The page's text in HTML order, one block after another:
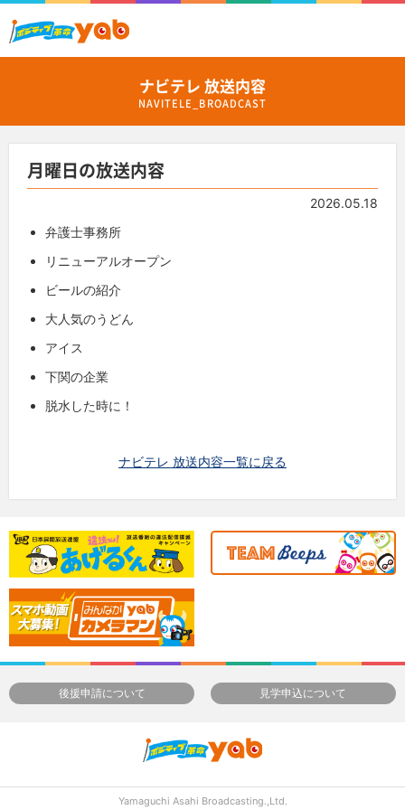
ナビテレ 放送内容
NAVITELE_BROADCAST
月曜日の放送内容
2026.05.18
弁護士事務所
リニューアルオープン
ビールの紹介
大人気のうどん
アイス
下関の企業
脱水した時に！
ナビテレ 放送内容一覧に戻る
後援申請について 見学申込について
Yamaguchi Asahi Broadcasting.,Ltd.